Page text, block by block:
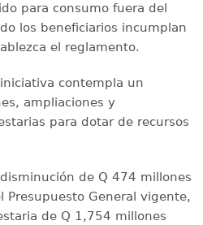
para consumo fuera del
los beneficiarios incumplan
el reglamento.
contempla un
ampliaciones y
para dotar de recursos
de Q 474 millones
Presupuesto General vigente,
de Q 1,754 millones